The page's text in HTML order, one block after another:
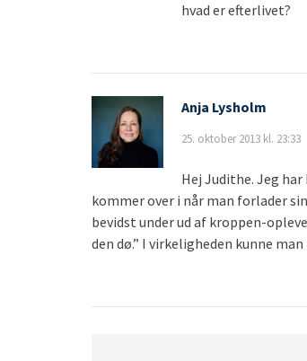
hvad er efterlivet?
Anja Lysholm
25. oktober 2013 kl. 23:33
Hej Judithe. Jeg
kommer over i når man forlader
bevidst under ud af kroppen-
den dø.” I virkeligheden kunne